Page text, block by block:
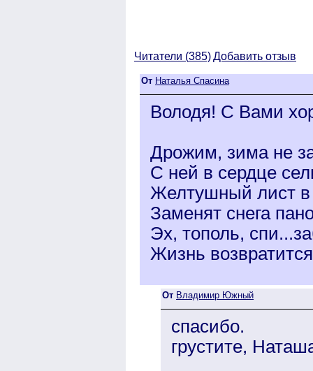
Читатели (385)Добавить отзыв
От Наталья Спасина
Володя! С Вами
Дрожим, зима не
С ней в сердце
Желтушный лист в
Заменят снега
Эх, тополь,
Жизнь
От Владимир Южный
спасибо.
грустите,